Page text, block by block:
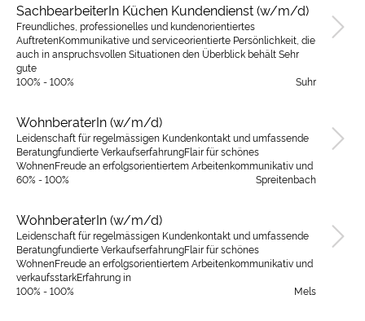
SachbearbeiterIn Küchen Kundendienst (w/m/d)
Freundliches, professionelles und kundenorientiertes
AuftretenKommunikative und serviceorientierte Persönlichkeit, die
auch in anspruchsvollen Situationen den Überblick behält Sehr
gute
100% - 100%
Suhr
WohnberaterIn (w/m/d)
Leidenschaft für regelmässigen Kundenkontakt und umfassende
Beratungfundierte VerkaufserfahrungFlair für schönes
WohnenFreude an erfolgsorientiertem Arbeitenkommunikativ und
60% - 100%
Spreitenbach
WohnberaterIn (w/m/d)
Leidenschaft für regelmässigen Kundenkontakt und umfassende
Beratungfundierte VerkaufserfahrungFlair für schönes
WohnenFreude an erfolgsorientiertem Arbeitenkommunikativ und
verkaufsstarkErfahrung in
100% - 100%
Mels